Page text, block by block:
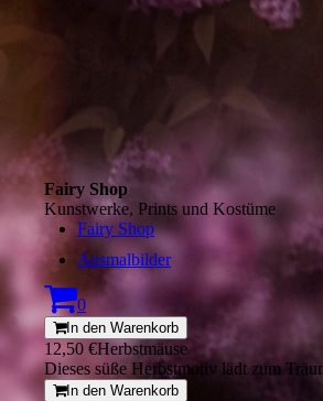
Fairy Shop
Kunstwerke, Prints und Kostüme
Fairy Shop
Ausmalbilder
0
In den Warenkorb
12,50 €Herbstmäuse
Dieses süße Herbstmotiv lädt zum
In den Warenkorb